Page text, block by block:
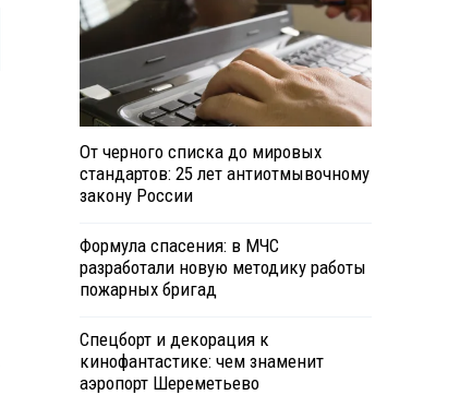
От черного списка до мировых
стандартов: 25 лет антиотмывочному
закону России
Формула спасения: в МЧС
разработали новую методику работы
пожарных бригад
Спецборт и декорация к
кинофантастике: чем знаменит
аэропорт Шереметьево